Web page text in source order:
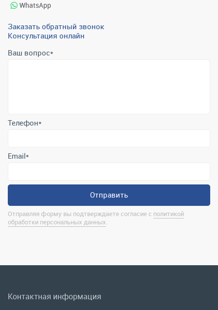
WhatsApp
Заказать обратный звонок
Консультация онлайн
Ваш вопрос*
Отправляя форму вы подтверждаете согласие с
Контактная информация
marina@uralrsmiass.ru